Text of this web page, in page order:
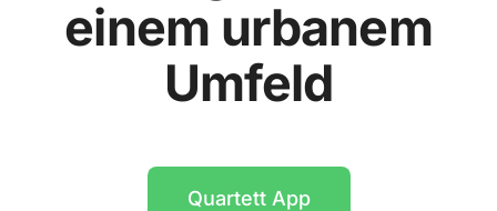
einem urbanem
Umfeld
Quartett App